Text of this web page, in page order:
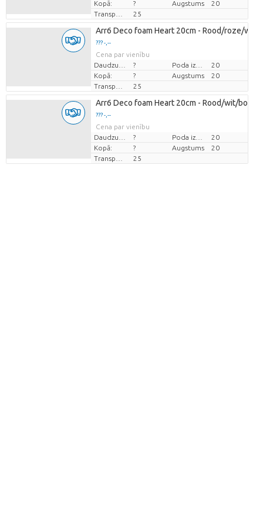
Kopā: ? Augstums
20
25
Arr6 Deco foam Heart 20cm - Rood/roze/wit
??? -,--
Cena par vienību
?
20
Kopā:
? Augstums
20
25
Arr6 Deco foam Heart 20cm - Rood/wit/
??? -,--
Cena par vienību
?
20
Kopā:
? Augstums
20
25